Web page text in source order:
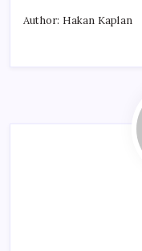
Author: Hakan Kaplan